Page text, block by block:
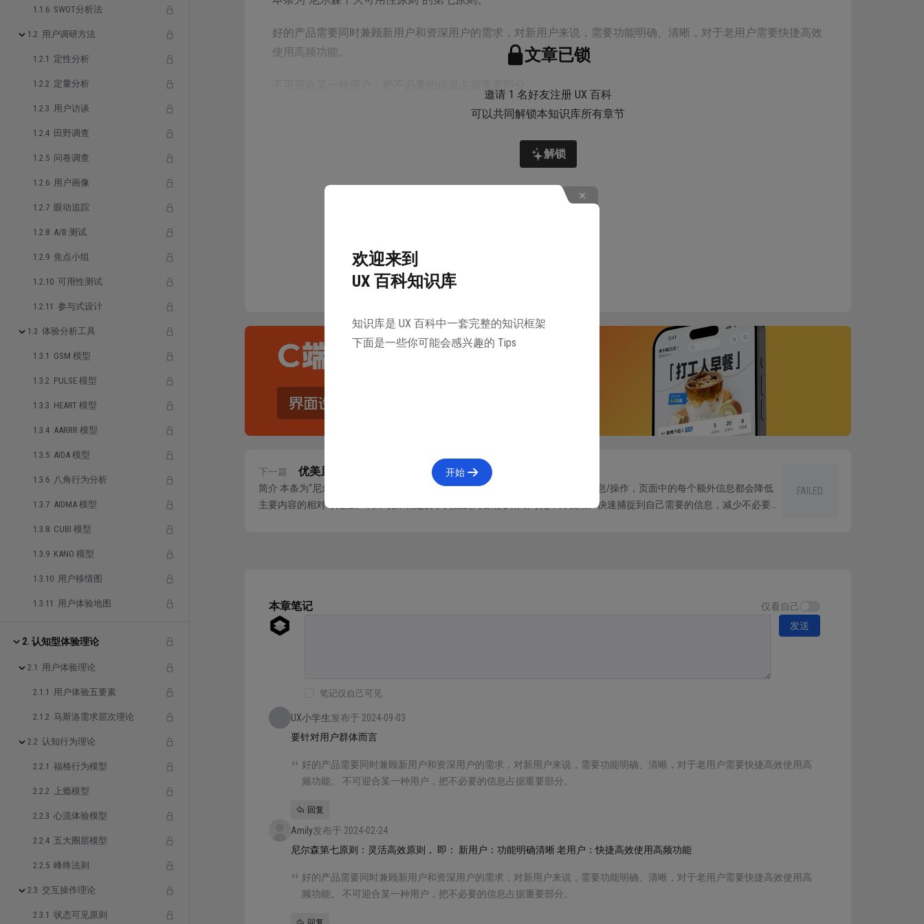
1.1.6 SWOT分析法
1.2 用户调研方法
1.2.1 定性分析
1.2.2 定量分析
1.2.3 用户访谈
1.2.4 田野调查
1.2.5 问卷调查
1.2.6 用户画像
1.2.7 眼动追踪
1.2.8 A/B 测试
1.2.9 焦点小组
1.2.10 可用性测试
1.2.11 参与式设计
1.3 体验分析工具
1.3.1 GSM 模型
1.3.2 PULSE 模型
1.3.3 HEART 模型
1.3.4 AARRR 模型
1.3.5 AIDA 模型
1.3.6 八角行为分析
1.3.7 AIDMA 模型
1.3.8 CUBI 模型
1.3.9 KANO 模型
1.3.10 用户移情图
1.3.11 用户体验地图
2. 认知型体验理论
2.1 用户体验理论
2.1.1 用户体验五要素
2.1.2 马斯洛需求层次理论
2.2 认知行为理论
2.2.1 福格行为模型
2.2.2 上瘾模型
2.2.3 心流体验模型
2.2.4 五大圈层模型
2.2.5 峰终法则
2.3 交互操作理论
2.3.1 状态可见原则
文章已锁
邀请 1 名好友注册 UX 百科
可以共同解锁本知识库所有章节
解锁
好的产品需要同时兼顾新用户和资深用户的需求，对新用户来说，需要功能明确、清晰，对于老用户需要快捷高效
使用高频功能。
比如安卓版本支付宝中的编辑应用功能：支付宝首页的应用是可以根据自身喜好自定义的，包括定义常用应用、排
这样用户可以根据自己的个人兴趣定制自己适合的应用分布方式，这就叫做用户定制常用功能，也就是灵活高效原
则的一种体现，如下图：
下一篇 优美且简约原则
简介 本条为“尼尔森十大可用性原则”的第八原则。 不要包含不相关或低频次的信息/操作，页面中的每个额外信息都会降低
主要内容的相对可见性。 简单说来就是要求页面的内容能够清晰可见，方便用户快速捕捉到自己需要的信息，减少不必要的
FAILED
本章笔记 仅看自己
笔记仅自己可见
发送
UX小学生发布于 2024-09-03
要针对用户群体而言
好的产品需要同时兼顾新用户和资深用户的需求，对新用户来说，需要功能明确、清晰，对于老用户需要快捷高效使用高
频功能。 不可迎合某一种用户，把不必要的信息占据重要部分。
回复
Amily发布于 2024-02-24
尼尔森第七原则：灵活高效原则， 即： 新用户：功能明确清晰 老用户：快捷高效使用高频功能
好的产品需要同时兼顾新用户和资深用户的需求，对新用户来说，需要功能明确、清晰，对于老用户需要快捷高效使用高
频功能。 不可迎合某一种用户，把不必要的信息占据重要部分。
欢迎来到
UX 百科知识库
知识库是 UX 百科中一套完整的知识框架
下面是一些你可能会感兴趣的 Tips
开始